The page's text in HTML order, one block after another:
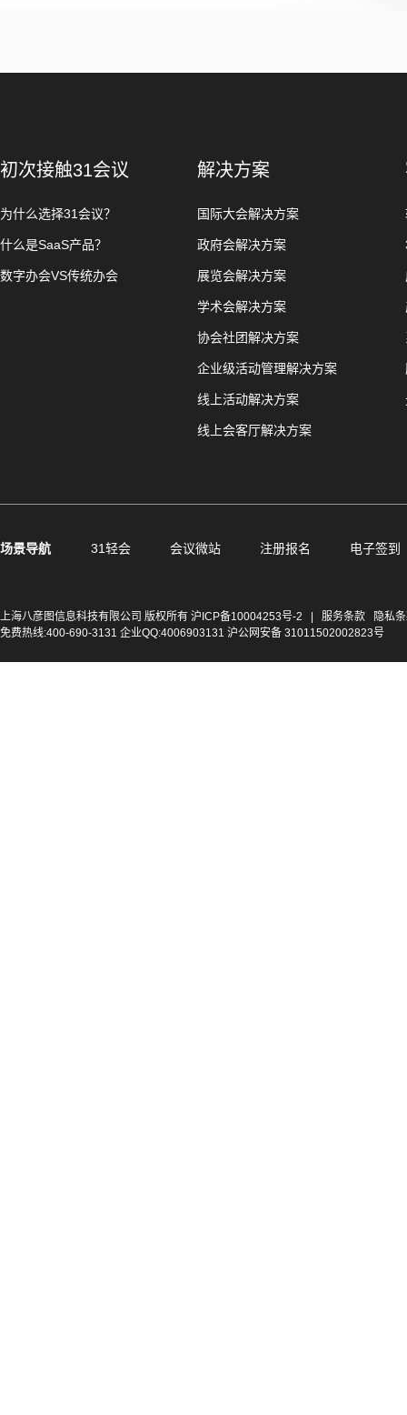
初次接触31会议
为什么选择31会议？
什么是SaaS产品？
数字办会VS传统办会
解决方案
国际大会解决方案
政府会解决方案
展览会解决方案
学术会解决方案
协会社团解决方案
企业级活动管理解决方案
线上活动解决方案
线上会客厅解决方案
场景导航 31轻会 会议微站 注册报名 电子签到
上海八彦图信息科技有限公司 版权所有 沪ICP备10004253号-2 服务条款
隐私
免费热线:400-690-3131 企业QQ:4006903131 沪公网安备 31011502002823号